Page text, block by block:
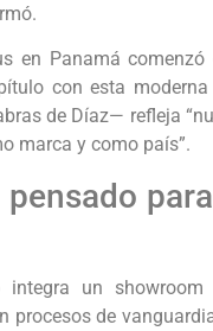
en Panamá
con esta
de Díaz— refleja
marca y como país”.
integra un showroom
procesos de